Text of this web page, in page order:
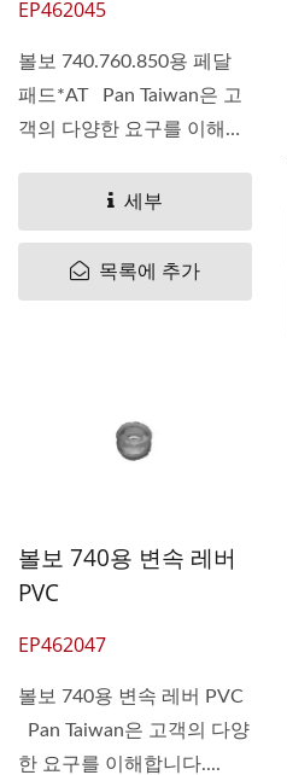
EP462045
볼보 740.760.850용 페달
패드*AT Pan Taiwan은 고
객의 다양한 요구를 이해합
세부
목록에 추가
볼보 740용 변속 레버
PVC
EP462047
볼보 740용 변속 레버 PVC
Pan Taiwan은 고객의 다양
한 요구를 이해합니다....